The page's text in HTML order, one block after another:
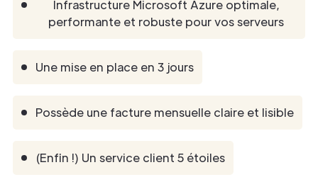
Infrastructure Microsoft Azure optimale,
performante et robuste pour vos serveurs
Une mise en place en 3 jours
Possède une facture mensuelle claire et lisible
(Enfin !) Un service client 5 étoiles